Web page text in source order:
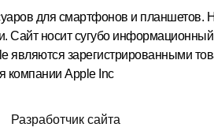
для смартфонов и планшетов.
Сайт носит сугубо
являются зарегистрированными
компании Apple Inc
Разработчик сайта